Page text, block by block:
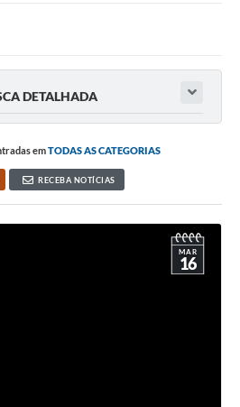
DETALHADA
emTODAS AS CATEGORIAS
RECEBA NOTÍCIAS
MAR
16